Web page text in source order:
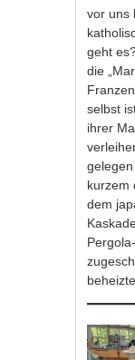
vor uns
geht
die
selbst
ihrer
kurzem
dem